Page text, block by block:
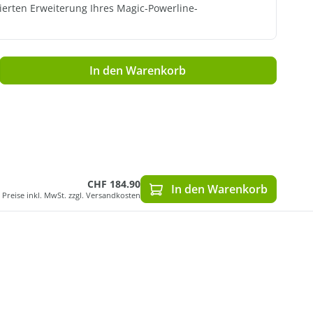
Erweiterung Ihres Magic-Powerline-
den gewünschten Wert ein oder
In den Warenkorb
CHF 184.90
Preise inkl. MwSt. zzgl. Versandkosten In den Warenkorb